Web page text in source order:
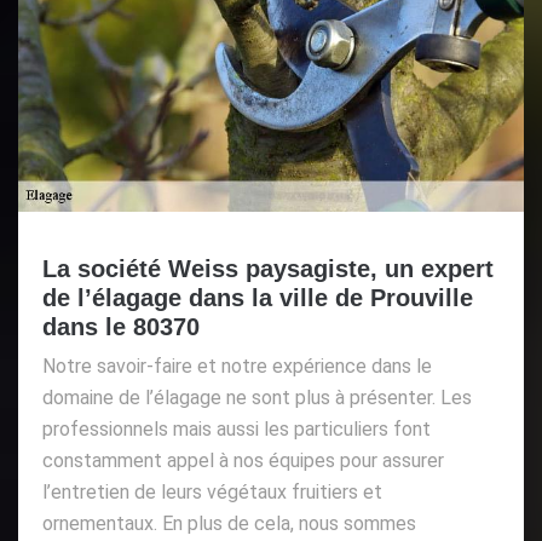
La société Weiss paysagiste, un expert
de l’élagage dans la ville de Prouville
dans le 80370
Notre savoir-faire et notre expérience dans le
domaine de l’élagage ne sont plus à présenter. Les
professionnels mais aussi les particuliers font
constamment appel à nos équipes pour assurer
l’entretien de leurs végétaux fruitiers et
ornementaux. En plus de cela, nous sommes